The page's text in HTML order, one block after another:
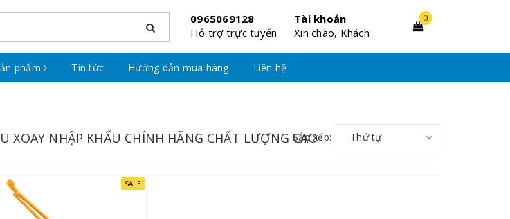
0965069128
Hỗ trợ trực tuyến
Tài khoản
Xin chào, Khách
0
phẩm Tin tức Hướng dẫn mua hàng Liên hệ
XOAY NHẬP KHẨU CHÍNH HÃNG CHẤT LƯỢNG CAO
Sắp xếp: Thứ tự
SALE